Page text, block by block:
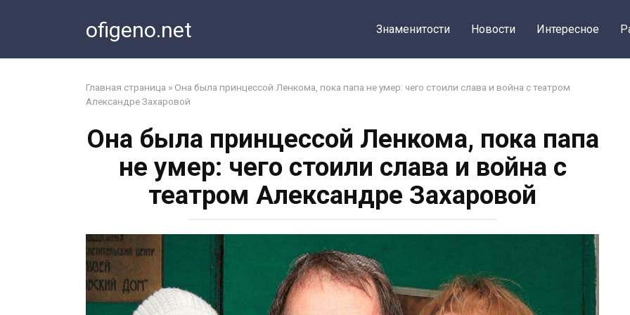
ofigeno.net Знаменитости Новости Интересное
Главная страница » Она была принцессой Ленкома, пока папа не умер: чего стоили слава и война с театром
Александре Захаровой
Она была принцессой Ленкома, пока папа
не умер: чего стоили слава и война с
театром Александре Захаровой